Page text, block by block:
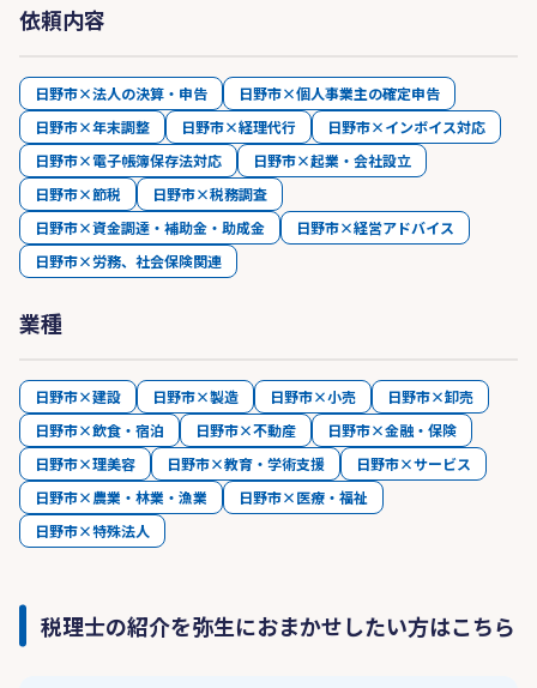
依頼内容
日野市×法人の決算・申告
日野市×個人事業主の確定申告
日野市×年末調整
日野市×経理代行
日野市×インボイス対応
日野市×電子帳簿保存法対応
日野市×起業・会社設立
日野市×節税
日野市×税務調査
日野市×資金調達・補助金・助成金
日野市×経営アドバイス
日野市×労務、社会保険関連
業種
日野市×建設 日野市×製造 日野市×小売
日野市×卸売
日野市×飲食・宿泊
日野市×不動産
日野市×金融・保険
日野市×理美容
日野市×教育・学術支援
日野市×サービス
日野市×農業・林業・漁業
日野市×医療・福祉
日野市×特殊法人
税理士の紹介を弥生におまかせしたい方はこちら